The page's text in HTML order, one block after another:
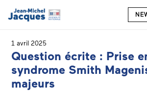
1 avril 2025
Question écrite : Prise
syndrome Smith
majeurs